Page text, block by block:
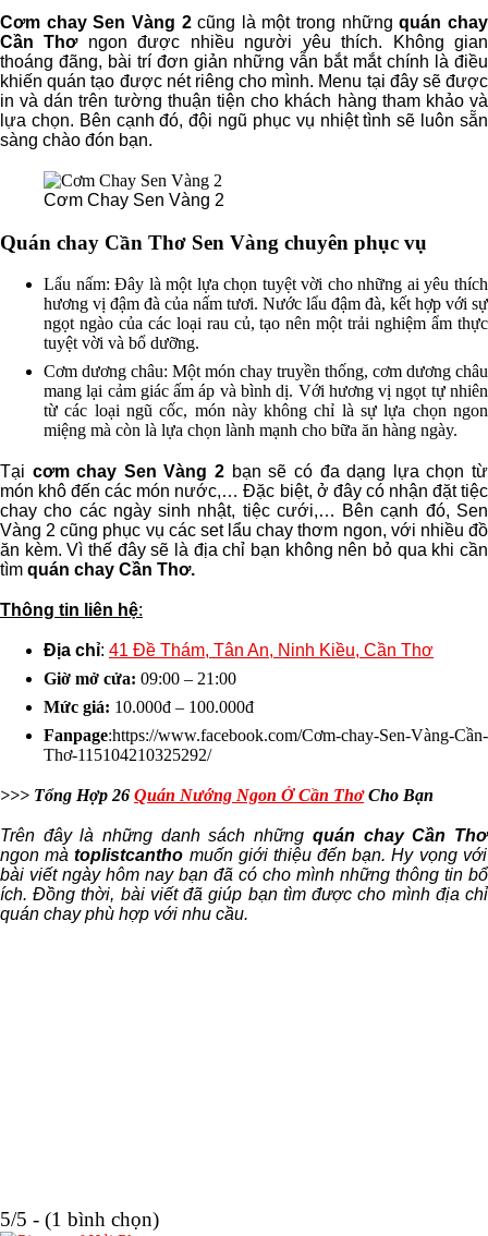
Cơm chay Sen Vàng 2cũng là một trong nhữngquán chay
Cần Thơngon được nhiều người yêu thích. Không gian
thoáng đãng, bài trí đơn giản những vẫn bắt mắt chính là điều
khiến quán tạo được nét riêng cho mình. Menu tại đây sẽ được
in và dán trên tường thuận tiện cho khách hàng tham khảo và
lựa chọn. Bên cạnh đó, đội ngũ phục vụ nhiệt tình sẽ luôn sẵn
sàng chào đón bạn.
Cơm Chay Sen Vàng 2
Quán chay Cần Thơ Sen Vàng chuyên phục vụ
Lẩu nấm: Đây là một lựa chọn tuyệt vời cho những ai yêu thích
hương vị đậm đà của nấm tươi. Nước lẩu đậm đà, kết hợp với sự
ngọt ngào của các loại rau củ, tạo nên một trải nghiệm ẩm thực
tuyệt vời và bổ dưỡng.
Cơm dương châu: Một món chay truyền thống, cơm dương châu
mang lại cảm giác ấm áp và bình dị. Với hương vị ngọt tự nhiên
từ các loại ngũ cốc, món này không chỉ là sự lựa chọn ngon
miệng mà còn là lựa chọn lành mạnh cho bữa ăn hàng ngày.
Tại cơm chay Sen Vàng 2 bạn sẽ có đa dạng lựa chọn từ
món khô đến các món nước,… Đặc biệt, ở đây có nhận đặt tiệc
chay cho các ngày sinh nhật, tiệc cưới,… Bên cạnh đó, Sen
Vàng 2 cũng phục vụ các set lẩu chay thơm ngon, với nhiều đồ
ăn kèm. Vì thế đây sẽ là địa chỉ bạn không nên bỏ qua khi cần
tìm quán chay Cần Thơ.
Thông tin liên hệ:
Địa chỉ: 41 Đề Thám, Tân An, Ninh Kiều, Cần Thơ
Giờ mở cửa: 09:00 – 21:00
Mức giá: 10.000đ – 100.000đ
Fanpage:https://www.facebook.com/Cơm-chay-Sen-Vàng-Cần-
Thơ-115104210325292/
>>> Tổng Hợp 26 Quán Nướng Ngon Ở Cần ThơCho Bạn
Trên đây là những danh sách những quán chay Cần Thơ
ngon màtoplistcantho muốn giới thiệu đến bạn. Hy vọng với
bài viết ngày hôm nay bạn đã có cho mình những thông tin bổ
ích. Đồng thời, bài viết đã giúp bạn tìm được cho mình địa chỉ
quán chay phù hợp với nhu cầu.
5/5 - (1 bình chọn)